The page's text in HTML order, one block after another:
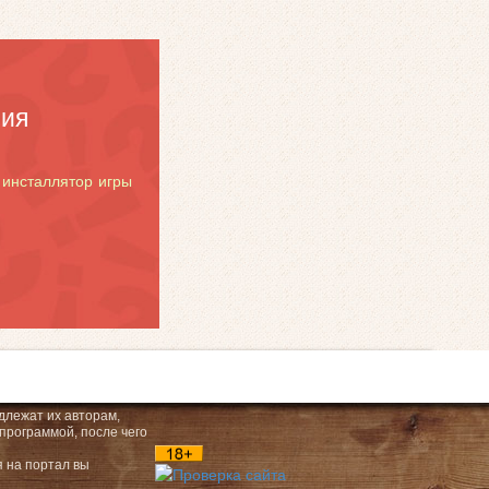
игры
их авторам,
после чего
на портал вы